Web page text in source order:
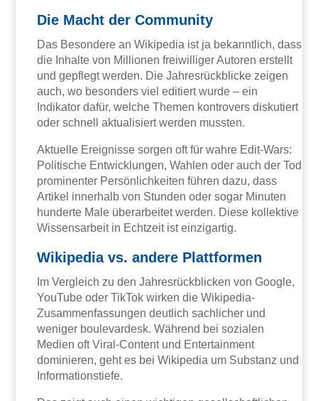
Die Macht der Community
Das Besondere an Wikipedia ist ja bekanntlich, dass
die Inhalte von Millionen freiwilliger Autoren erstellt
und gepflegt werden. Die Jahresrückblicke zeigen
auch, wo besonders viel editiert wurde – ein
Indikator dafür, welche Themen kontrovers diskutiert
oder schnell aktualisiert werden mussten.
Aktuelle Ereignisse sorgen oft für wahre Edit-Wars:
Politische Entwicklungen, Wahlen oder auch der Tod
prominenter Persönlichkeiten führen dazu, dass
Artikel innerhalb von Stunden oder sogar Minuten
hunderte Male überarbeitet werden. Diese kollektive
Wissensarbeit in Echtzeit ist einzigartig.
Wikipedia vs. andere Plattformen
Im Vergleich zu den Jahresrückblicken von Google,
YouTube oder TikTok wirken die Wikipedia-
Zusammenfassungen deutlich sachlicher und
weniger boulevardesk. Während bei sozialen
Medien oft Viral-Content und Entertainment
dominieren, geht es bei Wikipedia um Substanz und
Informationstiefe.